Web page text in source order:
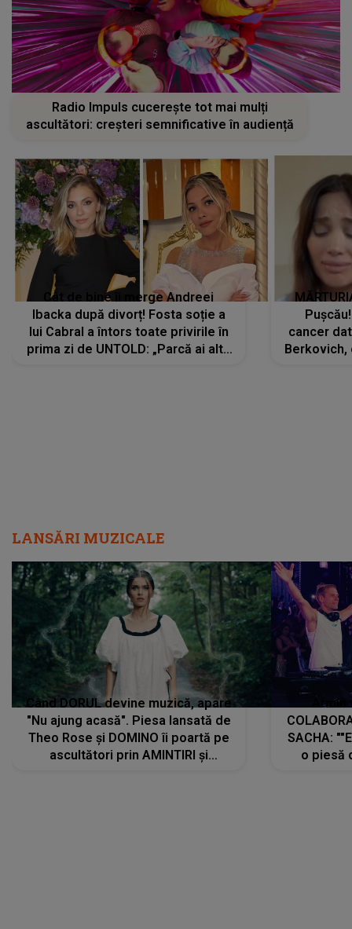
Radio Impuls cucerește tot mai mulți
ascultători: creșteri semnificative în audiență
Cât de bine îi merge Andreei
Ibacka după divorț! Fosta soție a
lui Cabral a întors toate privirile în
prima zi de UNTOLD: „Parcă ai altă
cancer
Berkovich,
LANSĂRI MUZICALE
Când DORUL devine muzică, apare
"Nu ajung acasă". Piesa lansată de
Theo Rose și DOMINO îi poartă pe
ascultători prin AMINTIRI și
SACHA:
o piesă